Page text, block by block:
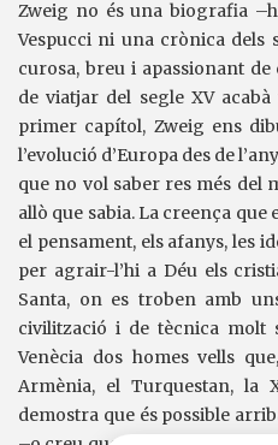
Zweig no és una biografia
Vespucci ni una crònica dels
curosa, breu i apassionant
de viatjar del segle XV
primer capítol, Zweig ens
l’evolució d’Europa des de
que no vol saber res més del
allò que sabia. La creença que
el pensament, els afanys, les
per agrair-l’hi a Déu els
Santa, on es troben amb
civilització i de tècnica molt
Venècia dos homes vells
Armènia, el Turquestan, la
demostra que és possible